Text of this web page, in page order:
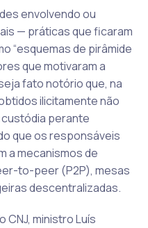
envolvendo ou
— práticas que ficaram
“esquemas de pirâmide
que motivaram a
fato notório que, na
ilicitamente não
perante
que os responsáveis
a mecanismos de
to-peer (P2P), mesas
descentralizadas.
ministro Luís